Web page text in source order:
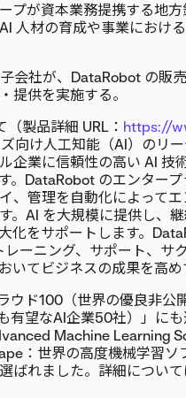
プが資本業務提携する地
人材の育成や事業におけ
子会社が、DataRobot の販
提供を実施する。
製品詳細 URL： https://
向け人工知能（AI）のリ
企業に信頼性の高い AI 技
。DataRobot のエンター
、管理を自動化によって
。AI を大規模に提供し、
化をサポートします。
ーニング、サポート、サ
いてビジネスの成果を高め
ウド100（世界の優良非公
有望なAI企業50社）」に
Machine Learning
：世界の高度機械学習ソ
ばれました。詳細について